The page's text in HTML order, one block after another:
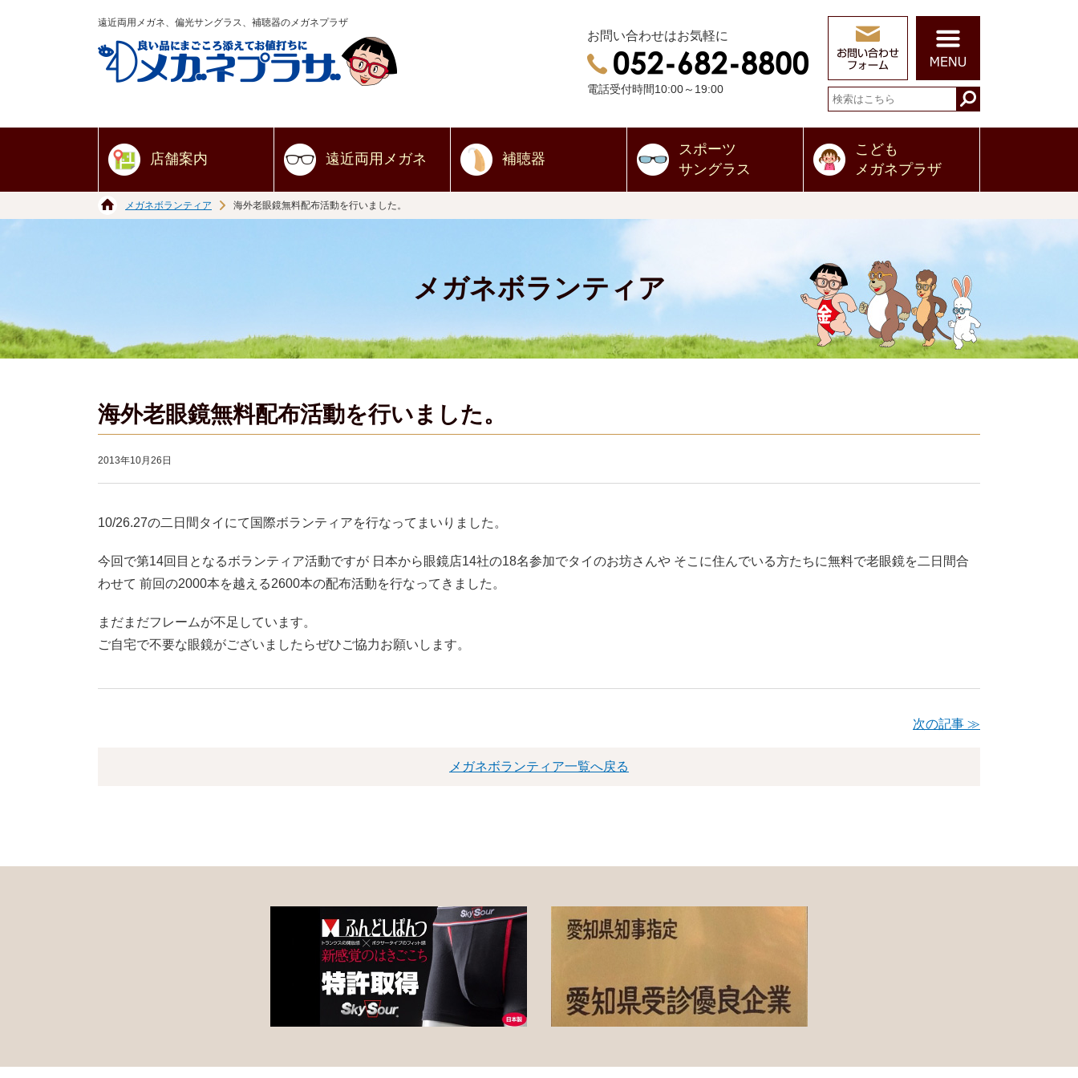
遠近両用メガネ、偏光サングラス、補聴器のメガネプラザ
お問い合わせはお気軽に
電話受付時間10:00～19:00
店舗案内 遠近両用 メガネ 補聴器
スポーツ
サングラス
こども
メガネプラザ
メガネボランティア 海外老眼鏡無料配布活動を行いました。
メガネボランティア
海外老眼鏡無料配布活動を行いました。
2013年10月26日
10/26.27の二日間タイにて国際ボランティアを行なってまいりました。
今回で第14回目となるボランティア活動ですが 日本から眼鏡店14社の18名参加でタイのお坊さんや そこに住んでいる方たちに無料で老眼鏡を二日間合
わせて 前回の2000本を越える2600本の配布活動を行なってきました。
まだまだフレームが不足しています。
ご自宅で不要な眼鏡がございましたらぜひご協力お願いします。
次の記事 ≫
メガネボランティア一覧へ戻る